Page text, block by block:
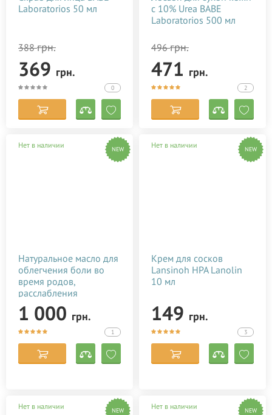
Laboratorios 50 мл
388грн.
369 грн.
0
с 10% Urea BABE
Laboratorios 500 мл
496грн.
471 грн.
2
Нет в наличии NEW
Натуральное масло для
облегчения боли во
время родов,
расслабления
роженицы Baby Teva
Babybo Oil 50 мл
1 000 грн.
1
Нет в наличии NEW
Крем для сосков
Lansinoh HPA Lanolin
10 мл
149 грн.
3
Нет в наличии NEW Нет в наличии NEW